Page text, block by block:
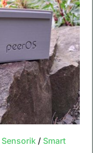
Sensorik/ Smart